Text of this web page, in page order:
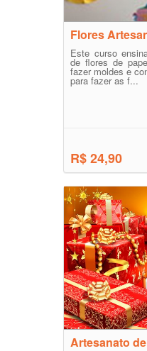
Flores
Este curso
de flores de
fazer moldes e
para fazer as f...
R$ 24,90
Artesanato